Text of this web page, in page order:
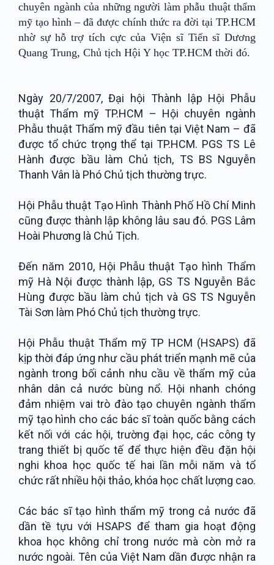
chuyên ngành của những người làm phẫu thuật thẩm
mỹ tạo hình – đã được chính thức ra đời tại TP.HCM
nhờ sự hỗ trợ tích cực của Viện sĩ Tiến sĩ Dương
Quang Trung, Chủ tịch Hội Y học TP.HCM thời đó.
Ngày 20/7/2007, Đại hội Thành lập Hội Phẫu
thuật Thẩm mỹ TP.HCM – Hội chuyên ngành
Phẫu thuật Thẩm mỹ đầu tiên tại Việt Nam – đã
được tổ chức trọng thể tại TP.HCM. PGS TS Lê
Hành được bầu làm Chủ tịch, TS BS Nguyễn
Thanh Vân là Phó Chủ tịch thường trực.
Hội Phẫu thuật Tạo Hình Thành Phố Hồ Chí Minh
cũng được thành lập không lâu sau đó. PGS Lâm
Hoài Phương là Chủ Tịch.
Đến năm 2010, Hội Phẫu thuật Tạo hình Thẩm
mỹ Hà Nội được thành lập, GS TS Nguyễn Bắc
Hùng được bầu làm chủ tịch và GS TS Nguyễn
Tài Sơn làm Phó Chủ tịch thường trực.
Hội Phẫu thuật Thẩm mỹ TP HCM (HSAPS) đã
kịp thời đáp ứng như cầu phát triển mạnh mẽ của
ngành trong bối cảnh nhu cầu về thẩm mỹ của
nhân dân cả nước bùng nổ. Hội nhanh chóng
đảm nhiệm vai trò đào tạo chuyên ngành thẩm
mỹ tạo hình cho các bác sĩ toàn quốc bằng cách
kết nối với các hội, trường đại học, các công ty
trang thiết bị quốc tế để thực hiện đều đặn hội
nghi khoa học quốc tế hai lần mỗi năm và tổ
chức rất nhiều hội thảo, khóa học chất lượng cao.
Các bác sĩ tạo hình thẩm mỹ trong cả nước đã
dần tề tựu với HSAPS để tham gia hoạt động
khoa học không chỉ trong nước mà còn mở ra
nước ngoài. Tên của Việt Nam dần được nhận ra